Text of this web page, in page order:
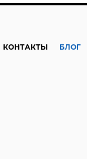
БЛОГ
КОНТАКТЫ